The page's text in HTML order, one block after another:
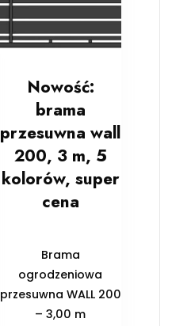
Nowość:
brama
przesuwna wall
200, 3 m, 5
kolorów, super
cena
Brama
ogrodzeniowa
przesuwna WALL 200
– 3,00 m